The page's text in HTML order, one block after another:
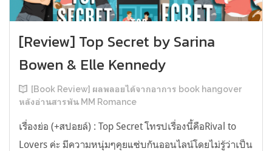
[Review] Top Secret by Sarina
Bowen & Elle Kennedy
[Book Review] ผลพลอยได้จากอาการ book hangover
หลังอ่านสารพัน MM Romance
เรื่องย่อ (+สปอยล์) : Top Secret โทรปเรื่องนี้คือRival to
Lovers ค่ะ มีความหนุ่มๆคุยแซ่บกันออนไลน์โดยไม่รู้ว่าเป็น